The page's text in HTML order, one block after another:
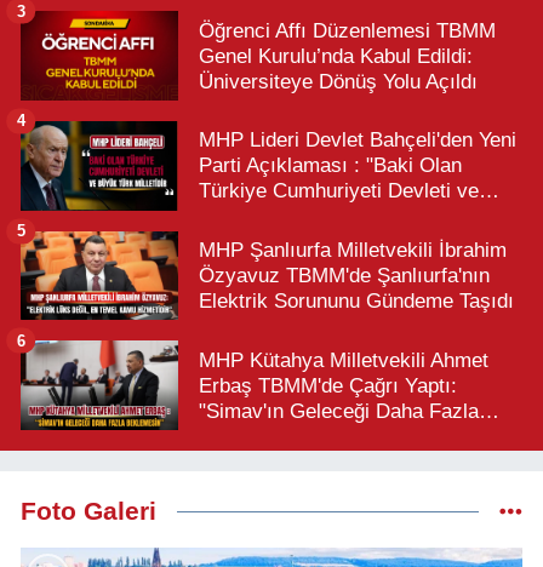
Öğrenci Affı Düzenlemesi TBMM
Genel Kurulu’nda Kabul Edildi:
Üniversiteye Dönüş Yolu Açıldı
3
MHP Lideri Devlet Bahçeli'den Yeni
Parti Açıklaması : "Baki Olan
Türkiye Cumhuriyeti Devleti ve
4
MHP Şanlıurfa Milletvekili İbrahim
Özyavuz TBMM'de Şanlıurfa'nın
Elektrik Sorununu Gündeme Taşıdı
5
MHP Kütahya Milletvekili Ahmet
Erbaş TBMM'de Çağrı Yaptı:
"Simav'ın Geleceği Daha Fazla
6
Foto Galeri